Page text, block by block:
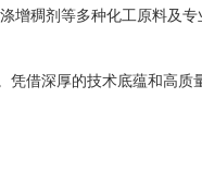
增稠剂等多种化工原料及专
借深厚的技术底蕴和高